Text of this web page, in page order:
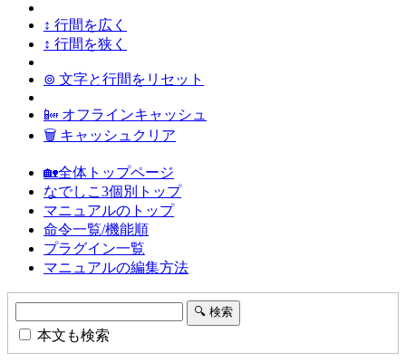
↕ 行間を広く
↕ 行間を狭く
⊚ 文字と行間をリセット
📴 オフラインキャッシュ
🗑 キャッシュクリア
🏡全体トップページ
なでしこ3個別トップ
マニュアルのトップ
命令一覧/機能順
プラグイン一覧
マニュアルの編集方法
本文も検索